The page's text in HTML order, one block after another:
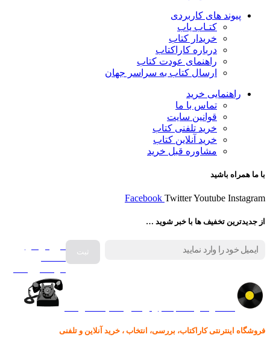
پیوند های کاربردی
کتـاب یاب
خریدار کتاب
درباره کاراکتاب
راهنمای عودت کتاب
ارسال کتاب به سراسر جهان
راهنمایی خرید
تماس با ما
قوانین سایت
خرید تلفنی کتاب
خرید آنلاین کتاب
مشاوره قبل خرید
با ما همراه باشید
Facebook TwitterYoutube Instagram
از جدیدترین تخفیف ها با خبر شوید …
فروش انواع
فروشگاه اینترنتی کاراکتاب، بررسی، انتخاب ، خرید آنلاین و تلفنی